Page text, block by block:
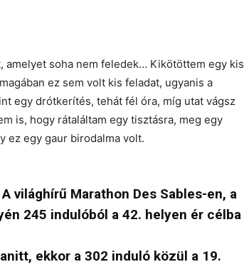
amelyet soha nem feledek… Kikötöttem egy kis
ez sem volt kis feladat, ugyanis a
egy drótkerítés, tehát fél óra, míg utat vágsz
is, hogy rátaláltam egy tisztásra, meg egy
ez egy gaur birodalma volt.
világhírű Marathon Des Sables-en, a
245 indulóból a 42. helyen ér célba
ekkor a 302 induló közül a 19.